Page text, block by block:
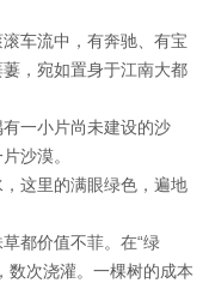
车流中，有奔驰、有宝
，宛如置身于江南大都
一小片尚未建设的沙
沙漠。
这里的满眼绿色，遍地
都价值不菲。在“绿
数次浇灌。一棵树的成本